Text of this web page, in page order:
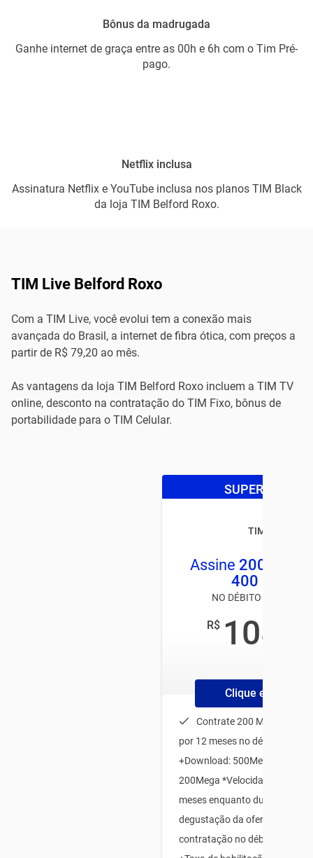
Bônus da madrugada
Ganhe internet de graça entre as 00h e 6h com o Tim Pré-
pago.
Netflix inclusa
Assinatura Netflix e YouTube inclusa nos planos TIM Black
da loja TIM Belford Roxo.
TIM Live Belford Roxo
Com a TIM Live, você evolui tem a conexão mais
avançada do Brasil, a internet de fibra ótica, com preços a
partir de R$ 79,20 ao mês.
As vantagens da loja TIM Belford Roxo incluem a TIM TV
online, desconto na contratação do TIM Fixo, bônus de
portabilidade para o TIM Celular.
SUPER OFERTA
TIM LIVE
Assine 200MB
400 MEGA
NO DÉBITO
R$ 108
Clique e Contrate
Contrate 200 MEGA e leve
por 12 meses no débito
+Download: 500Mega e
200Mega *Velocidades
meses enquanto durar o
degustação da oferta,
contratação no débito